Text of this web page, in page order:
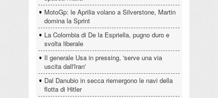
MotoGp: le Aprilia volano a Silverstone, Martin
domina la Sprint
La Colombia di De la Espriella, pugno duro e
svolta liberale
Il generale Usa in pressing, 'serve una via
uscita dall'Iran'
Dal Danubio in secca riemergono le navi della
flotta di Hitler